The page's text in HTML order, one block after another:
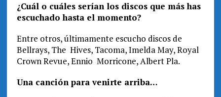
¿Cuál o cuáles serían los discos que más has
escuchado hasta el momento?
Entre otros, últimamente escucho discos de
Bellrays, The Hives, Tacoma, Imelda May, Royal
Crown Revue, Ennio Morricone, Albert Pla.
Una canción para venirte arriba…